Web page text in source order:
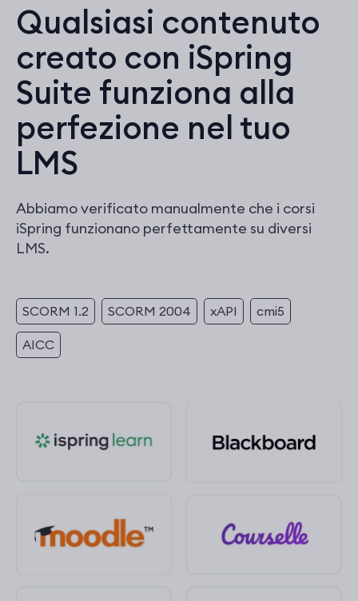
Qualsiasi contenuto
creato con iSpring
Suite funziona alla
perfezione nel tuo
LMS
Abbiamo verificato manualmente che i corsi
iSpring funzionano perfettamente su diversi
LMS.
SCORM 1.2 SCORM 2004 xAPI cmi5
AICC